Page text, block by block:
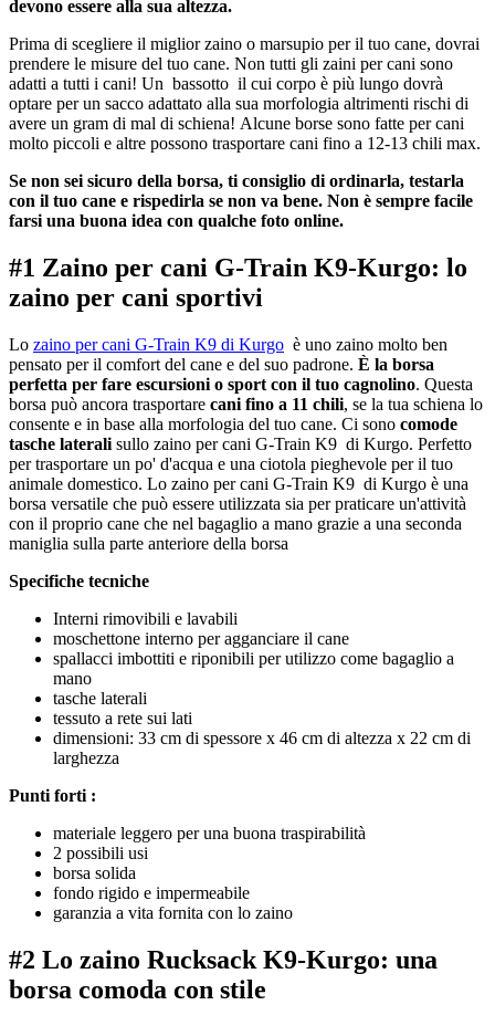
devono essere alla sua altezza.
Prima di scegliere il miglior zaino o marsupio per il tuo cane, dovrai
prendere le misure del tuo cane. Non tutti gli zaini per cani sono
adatti a tutti i cani! Un bassotto il cui corpo è più lungo dovrà
optare per un sacco adattato alla sua morfologia altrimenti rischi di
avere un gram di mal di schiena! Alcune borse sono fatte per cani
molto piccoli e altre possono trasportare cani fino a 12-13 chili max.
Se non sei sicuro della borsa, ti consiglio di ordinarla, testarla
con il tuo cane e rispedirla se non va bene. Non è sempre facile
farsi una buona idea con qualche foto online.
#1 Zaino per cani G-Train K9-Kurgo: lo
zaino per cani sportivi
Lo zaino per cani G-Train K9 di Kurgo è uno zaino molto ben
pensato per il comfort del cane e del suo padrone. È la borsa
perfetta per fare escursioni o sport con il tuo cagnolino. Questa
borsa può ancora trasportare cani fino a 11 chili, se la tua schiena lo
consente e in base alla morfologia del tuo cane. Ci sono comode
tasche laterali sullo zaino per cani G-Train K9 di Kurgo. Perfetto
per trasportare un po' d'acqua e una ciotola pieghevole per il tuo
animale domestico. Lo zaino per cani G-Train K9 di Kurgo è una
borsa versatile che può essere utilizzata sia per praticare un'attività
con il proprio cane che nel bagaglio a mano grazie a una seconda
maniglia sulla parte anteriore della borsa
Specifiche tecniche
Interni rimovibili e lavabili
moschettone interno per agganciare il cane
spallacci imbottiti e riponibili per utilizzo come bagaglio a
mano
tasche laterali
tessuto a rete sui lati
dimensioni: 33 cm di spessore x 46 cm di altezza x 22 cm di
larghezza
Punti forti :
materiale leggero per una buona traspirabilità
2 possibili usi
borsa solida
fondo rigido e impermeabile
garanzia a vita fornita con lo zaino
#2 Lo zaino Rucksack K9-Kurgo: una
borsa comoda con stile